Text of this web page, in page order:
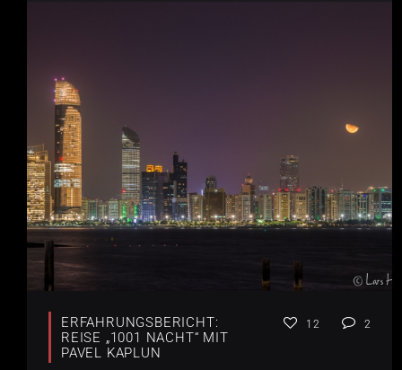
ERFAHRUNGSBERICHT:
REISE „1001 NACHT“ MIT
PAVEL KAPLUN
12 2